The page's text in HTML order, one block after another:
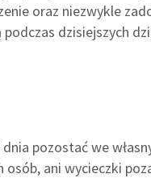
oraz niezwykle
dzisiejszych
pozostać we
ani wycieczki